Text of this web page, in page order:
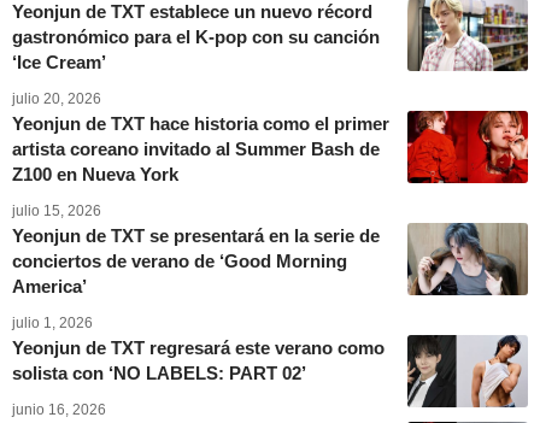
Yeonjun de TXT establece un nuevo récord
gastronómico para el K-pop con su canción
‘Ice Cream’
julio 20, 2026
Yeonjun de TXT hace historia como el primer
artista coreano invitado al Summer Bash de
Z100 en Nueva York
julio 15, 2026
Yeonjun de TXT se presentará en la serie de
conciertos de verano de ‘Good Morning
America’
julio 1, 2026
Yeonjun de TXT regresará este verano como
solista con ‘NO LABELS: PART 02’
junio 16, 2026